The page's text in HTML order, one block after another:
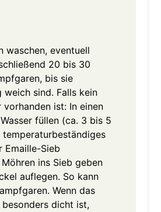
waschen, eventuell
20 bis 30
bis sie
weich sind. Falls kein
vorhanden ist: In einen
füllen (ca. 3 bis 5
temperaturbeständiges
Emaille-Sieb
ins Sieb geben
auflegen. So kann
Wenn das
dicht ist,